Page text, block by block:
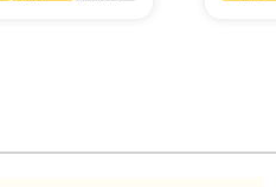
探すこともできます。